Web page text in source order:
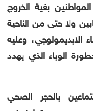
بغية الخروج
ولا حتى من الناحية
الابديمولوجي، وعليه
الوباء الذي يهدد
بالحجر الصحي